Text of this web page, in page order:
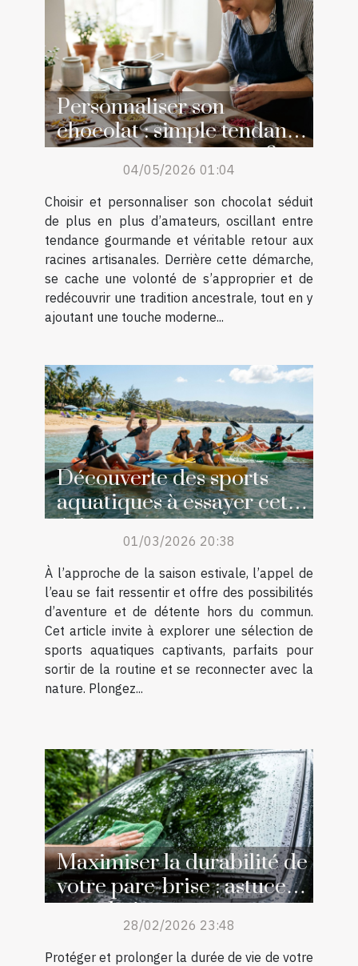
Personnaliser son
chocolat : simple tendance
ou retour aux sources ?
04/05/2026 01:04
Choisir et personnaliser son chocolat séduit
de plus en plus d’amateurs, oscillant entre
tendance gourmande et véritable retour aux
racines artisanales. Derrière cette démarche,
se cache une volonté de s’approprier et de
redécouvrir une tradition ancestrale, tout en y
ajoutant une touche moderne...
Découverte des sports
aquatiques à essayer cet
été
01/03/2026 20:38
À l’approche de la saison estivale, l’appel de
l’eau se fait ressentir et offre des possibilités
d’aventure et de détente hors du commun.
Cet article invite à explorer une sélection de
sports aquatiques captivants, parfaits pour
sortir de la routine et se reconnecter avec la
nature. Plongez...
Maximiser la durabilité de
votre pare-brise : astuces
et techniques
28/02/2026 23:48
Protéger et prolonger la durée de vie de votre